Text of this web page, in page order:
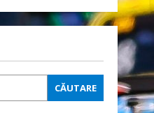
CĂUTARE